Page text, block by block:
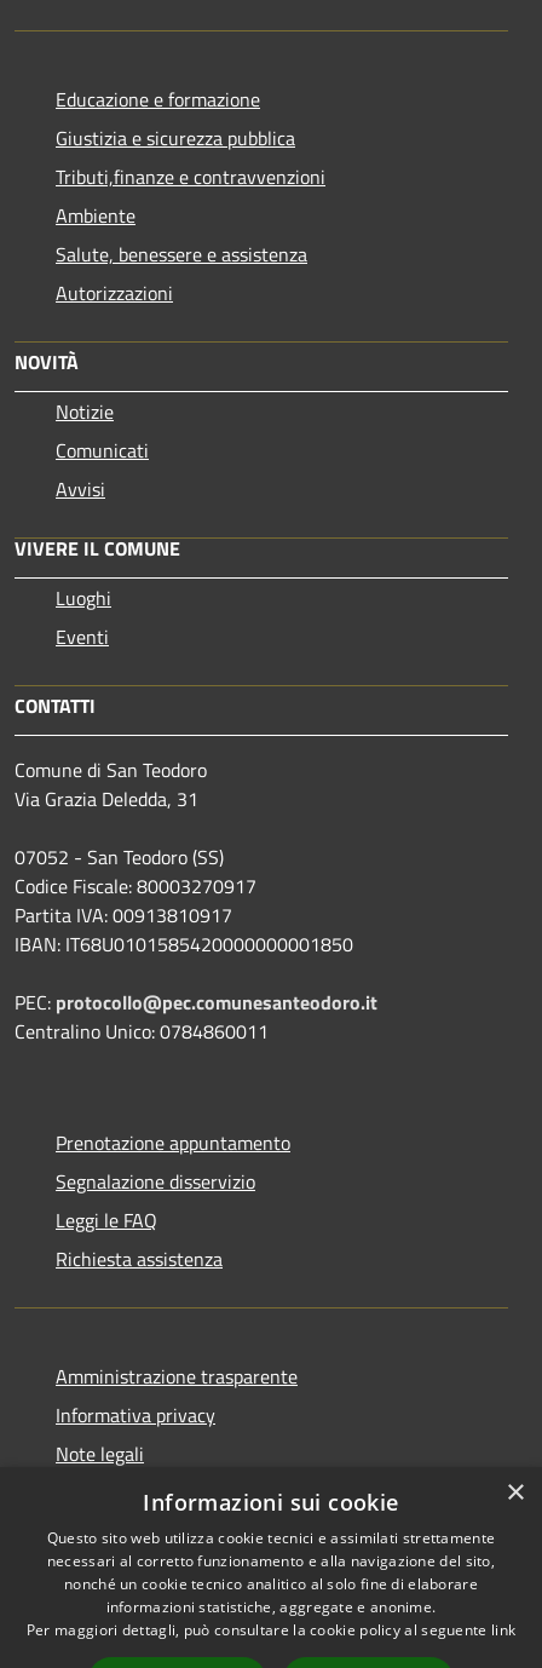
Educazione e formazione
Giustizia e sicurezza pubblica
Tributi,finanze e contravvenzioni
Ambiente
Salute, benessere e assistenza
Autorizzazioni
NOVITÀ
Notizie
Comunicati
Avvisi
VIVERE IL COMUNE
Luoghi
Eventi
CONTATTI
Comune di San Teodoro
Via Grazia Deledda, 31
07052 - San Teodoro (SS)
Codice Fiscale: 80003270917
Partita IVA: 00913810917
IBAN: IT68U0101585420000000001850
PEC: protocollo@pec.comunesanteodoro.it
Centralino Unico: 0784860011
Prenotazione appuntamento
Segnalazione disservizio
Leggi le FAQ
Richiesta assistenza
Amministrazione trasparente
Informativa privacy
Note legali
Dichiarazione di accessibilità
Accessibilità
Copyright © 2026 • Comune di
San Teodoro • Powered by
×
Informazioni sui cookie
Questo sito web utilizza cookie tecnici e assimilati strettamente
necessari al corretto funzionamento e alla navigazione del sito,
nonché un cookie tecnico analitico al solo fine di elaborare
informazioni statistiche, aggregate e anonime.
Per maggiori dettagli, può consultare la cookie policy al seguente link